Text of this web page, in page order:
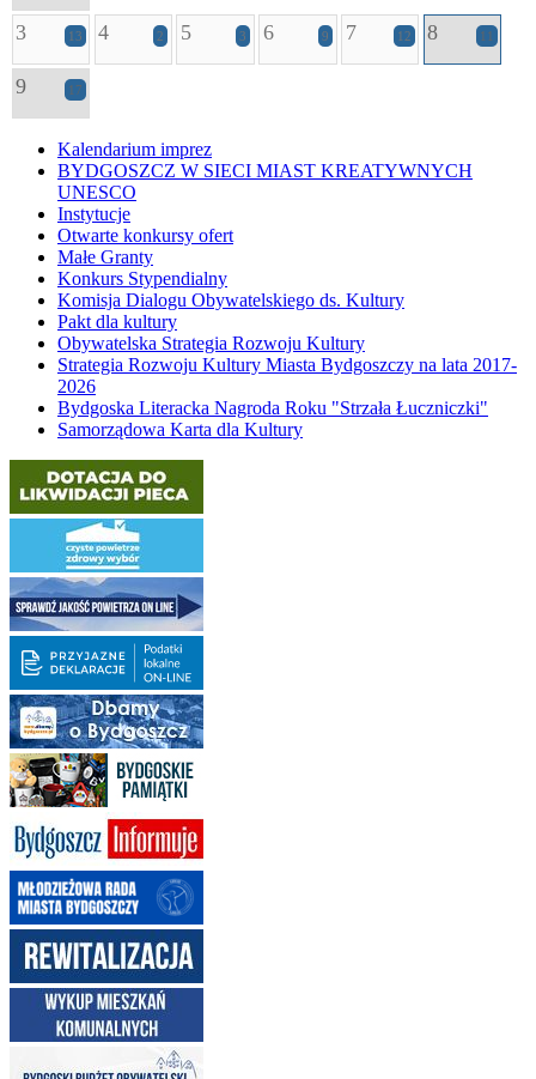
3 13 4 2 5 3 6 9 7 12 8 11
9 17
Kalendarium imprez
BYDGOSZCZ W SIECI MIAST KREATYWNYCH
UNESCO
Instytucje
Otwarte konkursy ofert
Małe Granty
Konkurs Stypendialny
Komisja Dialogu Obywatelskiego ds. Kultury
Pakt dla kultury
Obywatelska Strategia Rozwoju Kultury
Strategia Rozwoju Kultury Miasta Bydgoszczy na lata 2017-
2026
Bydgoska Literacka Nagroda Roku "Strzała Łuczniczki"
Samorządowa Karta dla Kultury